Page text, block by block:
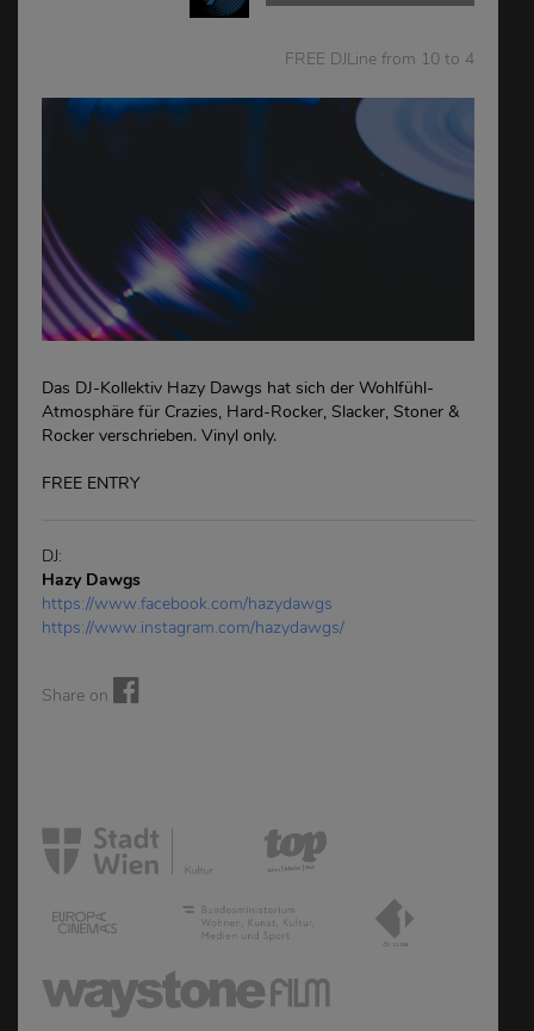
FREE DJLine from 10 to 4
Das DJ-Kollektiv Hazy Dawgs hat sich der Wohlfühl-
Atmosphäre für Crazies, Hard-Rocker, Slacker, Stoner &
Rocker verschrieben. Vinyl only.
FREE ENTRY
DJ:
Hazy Dawgs
https://www.facebook.com/hazydawgs
https://www.instagram.com/hazydawgs/
Share on